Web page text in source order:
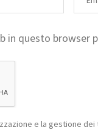
in questo browser
e la gestione